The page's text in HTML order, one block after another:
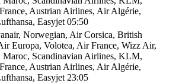
Austrian Airlines, Air Algérie,
Easyjet 05:50
Norwegian, Air Corsica, British
Europa, Volotea, Air France, Wizz Air,
Maroc, Scandinavian Airlines, KLM,
Austrian Airlines, Air Algérie,
Easyjet 23:05